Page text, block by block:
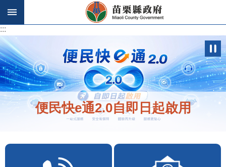
跳到主要內容區塊
:::
:::
便民快e通2.0自即日起啟用